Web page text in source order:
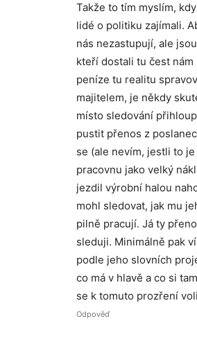
Takže to tím myslím,
lidé o politiku zajímali.
nás nezastupují, ale
kteří dostali tu čest nám
peníze tu realitu
majitelem, je někdy
místo sledování
pustit přenos z
se (ale nevím, jestli to
pracovnu jako velký
jezdil výrobní halou
mohl sledovat, jak mu
pilně pracují. Já ty
sleduji. Minimálně pak
podle jeho slovních
co má v hlavě a co si
se k tomuto prozření
Odpověď